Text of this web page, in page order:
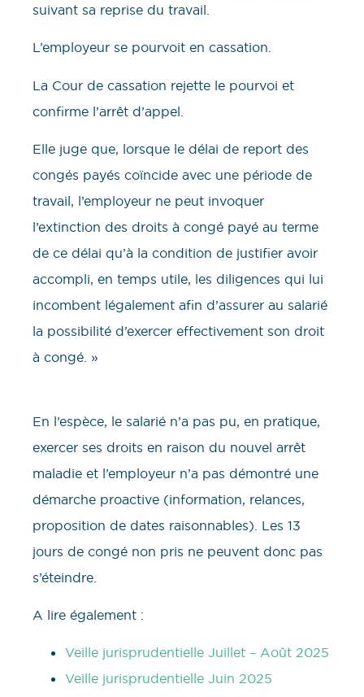
suivant sa reprise du travail.
L’employeur se pourvoit en cassation.
La Cour de cassation rejette le pourvoi et
confirme l’arrêt d’appel.
Elle juge que, lorsque le délai de report des
congés payés coïncide avec une période de
travail, l’employeur ne peut invoquer
l’extinction des droits à congé payé au terme
de ce délai qu’à la condition de justifier avoir
accompli, en temps utile, les diligences qui lui
incombent légalement afin d’assurer au salarié
la possibilité d’exercer effectivement son droit
à congé. »
En l’espèce, le salarié n’a pas pu, en pratique,
exercer ses droits en raison du nouvel arrêt
maladie et l’employeur n’a pas démontré une
démarche proactive (information, relances,
proposition de dates raisonnables). Les 13
jours de congé non pris ne peuvent donc pas
s’éteindre.
A lire également :
Veille jurisprudentielle Juillet – Août 2025
Veille jurisprudentielle Juin 2025